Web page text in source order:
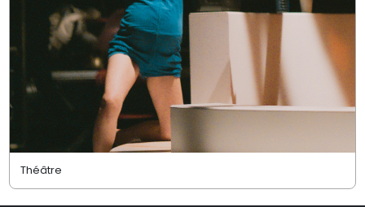
Théâtre